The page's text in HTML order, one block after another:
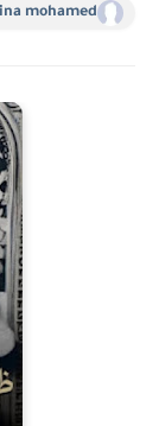
mohamed